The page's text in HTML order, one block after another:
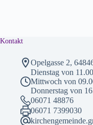
Kontakt
Opelgasse 2,
Dienstag von
Mittwoch von
Donnerstag von
06071 48876
06071 7399030